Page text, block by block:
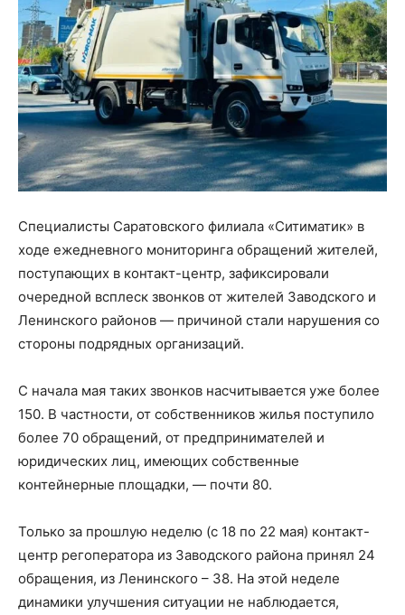
Специалисты Саратовского филиала «Ситиматик» в
ходе ежедневного мониторинга обращений жителей,
поступающих в контакт-центр, зафиксировали
очередной всплеск звонков от жителей Заводского и
Ленинского районов — причиной стали нарушения со
стороны подрядных организаций.
С начала мая таких звонков насчитывается уже более
150. В частности, от собственников жилья поступило
более 70 обращений, от предпринимателей и
юридических лиц, имеющих собственные
контейнерные площадки, — почти 80.
Только за прошлую неделю (с 18 по 22 мая) контакт-
центр регоператора из Заводского района принял 24
обращения, из Ленинского – 38. На этой неделе
динамики улучшения ситуации не наблюдается,